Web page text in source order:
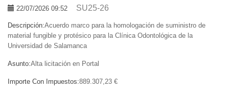
22/07/2026 09:52 SU25-26
Descripción:Acuerdo marco para la homologación de suministro de
material fungible y protésico para la Clínica Odontológica de la
Universidad de Salamanca
Asunto:Alta licitación en Portal
Importe Con Impuestos:889.307,23 €